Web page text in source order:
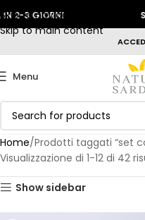
Skip to navigation
Skip to main content
Menu
Home Prodotti taggati “set
Visualizzazione di 1-12 di 42
Show sidebar
3 GIORNI